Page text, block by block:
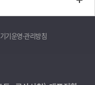
기운영·관리방침